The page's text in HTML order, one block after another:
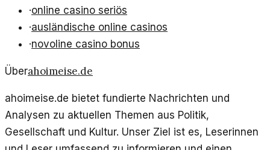
·online casino seriös
·ausländische online casinos
·novoline casino bonus
Überahoimeise.de
ahoimeise.de bietet fundierte Nachrichten und
Analysen zu aktuellen Themen aus Politik,
Gesellschaft und Kultur. Unser Ziel ist es, Leserinnen